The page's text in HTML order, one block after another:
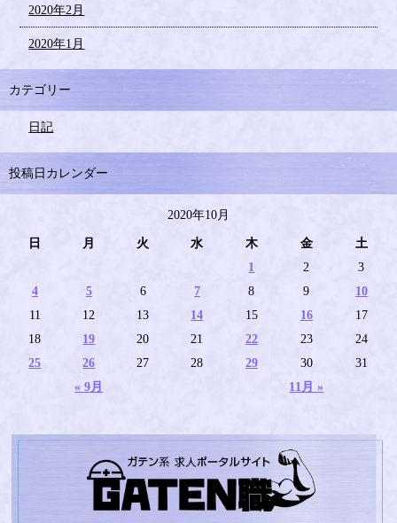
2020年2月
2020年1月
カテゴリー
日記
投稿日カレンダー
2020年10月
日 月 火 水 木 金 土
« 9月 11月 »
1 2
3
4
5 6 7 8 9
10
11
12 13 14 15 16
17
18
19 20 21 22 23
24
25
26 27 28 29 30 31